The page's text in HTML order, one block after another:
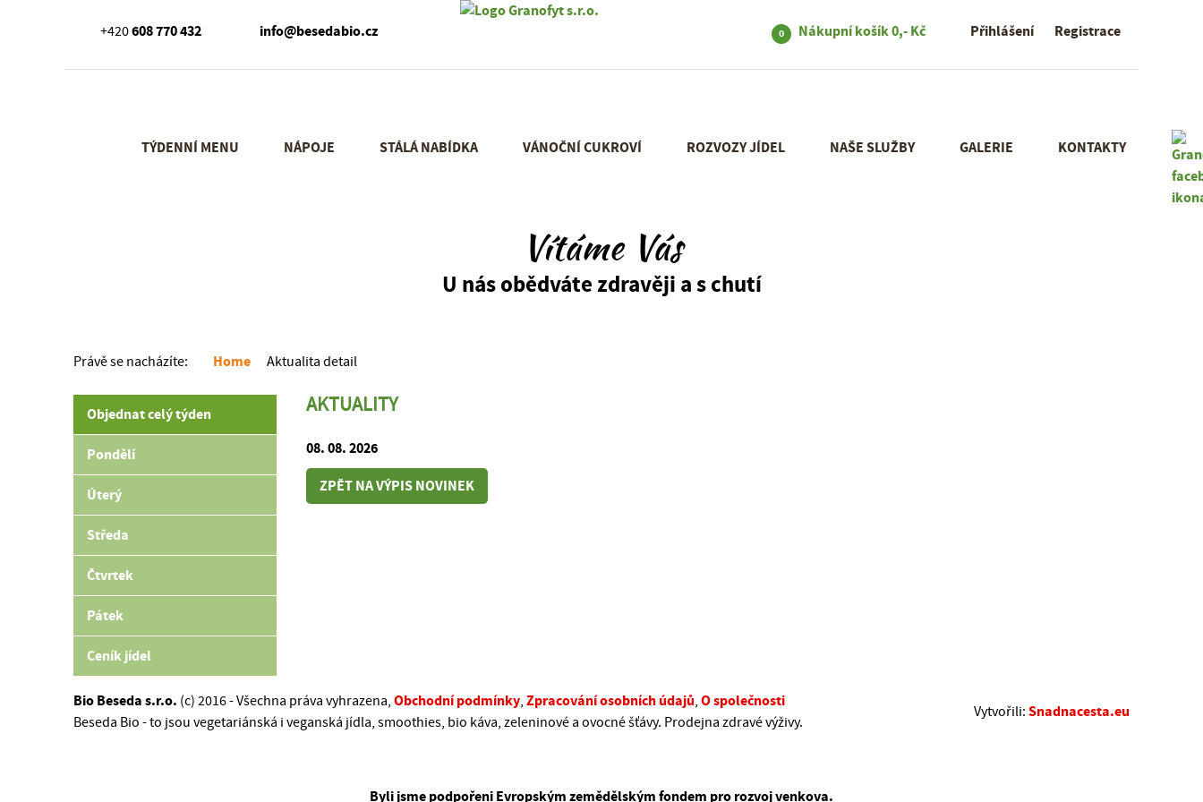
+420608 770 432 info@besedabio.cz Registrace
Přihlášení
Nákupní košík0,- Kč
0
TÝDENNÍ MENU NÁPOJE STÁLÁ NABÍDKA VÁNOČNÍ CUKROVÍ ROZVOZY JÍDEL NAŠE SLUŽBY GALERIE KONTAKTY
Vítáme Vás
U nás obědváte zdravěji a s chutí
Právě se nacházíte: Home Aktualita detail
Objednat celý týden
Pondělí
Úterý
Středa
Čtvrtek
Pátek
Ceník jídel
AKTUALITY
08. 08. 2026
ZPĚT NA VÝPIS NOVINEK
Bio Beseda s.r.o. (c) 2016 - Všechna práva vyhrazena, Obchodní podmínky, Zpracování osobních údajů, O společnosti
Beseda Bio - to jsou vegetariánská i veganská jídla, smoothies, bio káva, zeleninové a ovocné šťávy. Prodejna zdravé výživy.
Vytvořili: Snadnacesta.eu
Byli jsme podpořeni Evropským zemědělským fondem pro rozvoj venkova.